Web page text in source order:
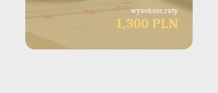
wysokosc.raty
1,300 PLN